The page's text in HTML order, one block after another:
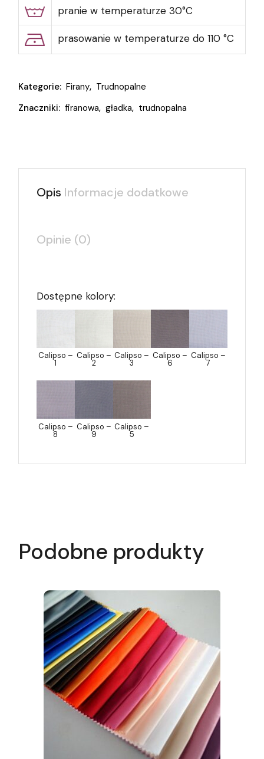
pranie w temperaturze 30°C
prasowanie w temperaturze do 110 °C
Kategorie: Firany, Trudnopalne
Znaczniki: firanowa, gładka, trudnopalna
Opis Informacje dodatkowe
Opinie (0)
Dostępne kolory:
Calipso –
1
Calipso –
2
Calipso –
3
Calipso –
6
Calipso –
7
Calipso –
8
Calipso –
9
Calipso –
5
Podobne produkty